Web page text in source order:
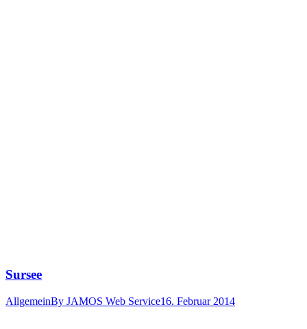
Sursee
AllgemeinBy JAMOS Web Service16. Februar 2014